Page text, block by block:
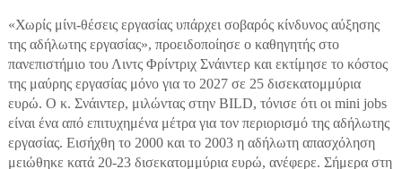
«Χωρίς μίνι-θέσεις εργασίας υπάρχει σοβαρός κίνδυνος αύξησης
της αδήλωτης εργασίας», προειδοποίησε ο καθηγητής στο
πανεπιστήμιο του Λιντς Φρίντριχ Σνάιντερ και εκτίμησε το κόστος
της μαύρης εργασίας μόνο για το 2027 σε 25 δισεκατομμύρια
ευρώ. Ο κ. Σνάιντερ, μιλώντας στην BILD, τόνισε ότι οι mini jobs
είναι ένα από επιτυχημένα μέτρα για τον περιορισμό της αδήλωτης
εργασίας. Εισήχθη το 2000 και το 2003 η αδήλωτη απασχόληση
μειώθηκε κατά 20-23 δισεκατομμύρια ευρώ, ανέφερε. Σήμερα στη